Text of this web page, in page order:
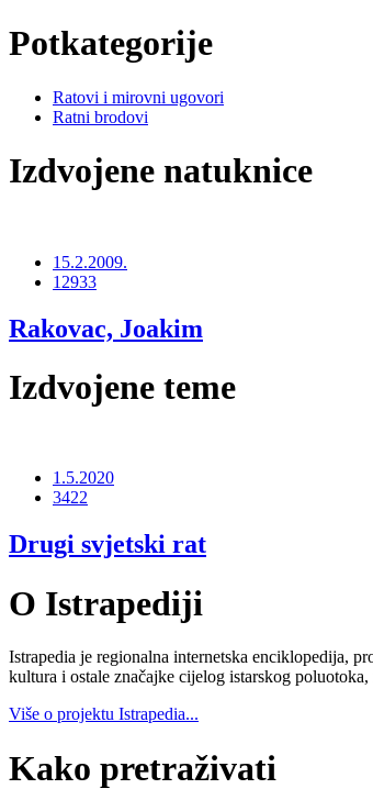
Potkategorije
Ratovi i mirovni ugovori
Ratni brodovi
Izdvojene natuknice
15.2.2009.
12933
Rakovac, Joakim
Izdvojene teme
1.5.2020
3422
Drugi svjetski rat
O Istrapediji
Istrapedia je regionalna internetska enciklopedija,
kultura i ostale značajke cijelog istarskog
Više o projektu Istrapedia...
Kako pretraživati